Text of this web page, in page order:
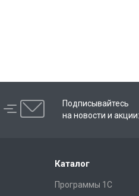
Подписывайтесь
на новости и акции:
Каталог
Программы 1С